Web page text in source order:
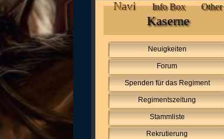
Navi
Info Box Other
Kaserne
Neuigkeiten
Forum
Spenden für das Regiment
Regimentszeitung
Stammliste
Rekrutierung